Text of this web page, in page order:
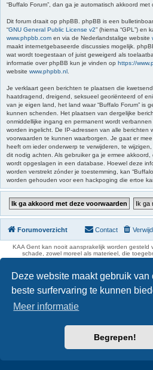
Deze website maakt gebruik van
beste surfervaring te kunnen
Meer informatie
Begrepen!
“Buffalo Forum”, dan ga je automatisch akkoord
Dit forum draait op phpBB. phpBB is een
“GNU General Public License v2” (hierna “GPL”) en
www.phpbb.com en via de Nederlandstalige website
maakt internetgebaseerde discussies mogelijk.
wat wordt toegestaan of juist geweigerd als
informatie over phpBB kun je vinden op https://
website www.phpbb.nl
Je verklaart geen berichten te plaatsen die
haatdragend, dreigend, seksueel georiënteerd of
van je eigen land, het land waar “Buffalo Forum” is
kunnen schenden. Het plaatsen van dergelijke
onmiddellijke ingang en permanent wordt
worden ingelicht. De IP-adressen van alle berichten
voorwaarden te kunnen waarborgen. Je gaat er
heeft om ieder onderwerp te verwijderen, te
dit nodig achten. Als gebruiker ga je ermee
wordt opgeslagen in een database. Hoewel deze
worden verstrekt zónder je toestemming, kan
worden gehouden voor een hackpoging die ertoe
Forumoverzicht Contact
KAA Gent kan nooit aansprakelijk worden
schade, zowel moreel als materieel, die
feitelijkheden en daden van derden die
de gegevens vermeld op de website van KAA
geldt inzonderheid voor het forum, waarvan KAA
is dus verantwoordelijk voor zijn uitlatingen op het
moderators kunnen niet aansprakelijk gesteld
gebruikers.